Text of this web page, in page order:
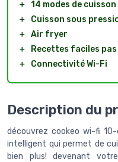
＋ 14 modes de cuisson
＋
Cuisson sous
＋ Air fryer
＋
Recettes faciles pas
＋
Connectivité Wi-Fi
Description du
découvrez cookeo wi-fi
intelligent qui permet de
bien plus! devenant